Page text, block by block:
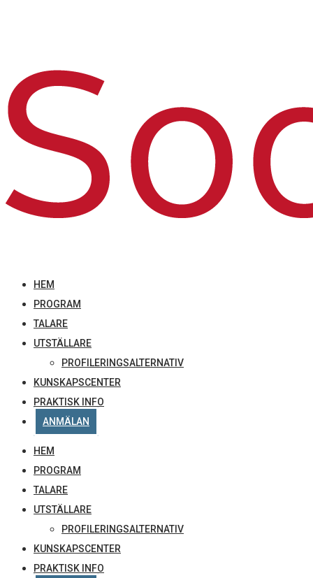
HEM
PROGRAM
TALARE
UTSTÄLLARE
PROFILERINGSALTERNATIV
KUNSKAPSCENTER
PRAKTISK INFO
ANMÄLAN
HEM
PROGRAM
TALARE
UTSTÄLLARE
PROFILERINGSALTERNATIV
KUNSKAPSCENTER
PRAKTISK INFO